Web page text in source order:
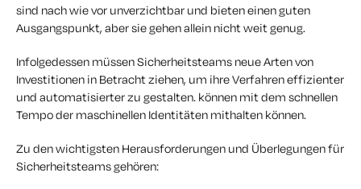
sind nach wie vor unverzichtbar und bieten einen guten
Ausgangspunkt, aber sie gehen allein nicht weit genug.
Infolgedessen müssen Sicherheitsteams neue Arten von
Investitionen in Betracht ziehen, um ihre Verfahren effizienter
und automatisierter zu gestalten. können mit dem schnellen
Tempo der maschinellen Identitäten mithalten können.
Zu den wichtigsten Herausforderungen und Überlegungen für
Sicherheitsteams gehören: